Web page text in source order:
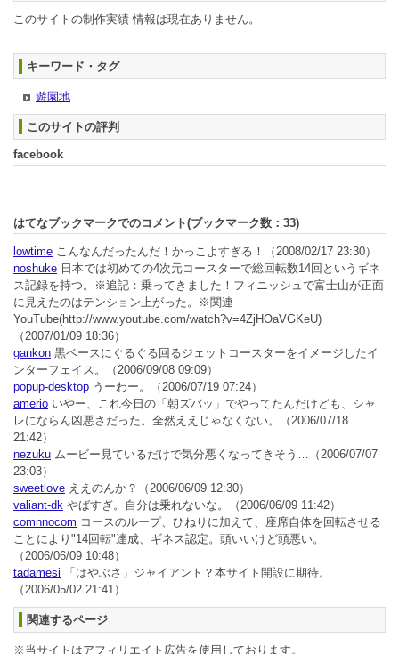
このサイトの制作実績 情報は現在ありません。
キーワード・タグ
遊園地
このサイトの評判
facebook
はてなブックマークでのコメント(ブックマーク数： 33)
lowtime こんなんだったんだ！かっこよすぎる！
（2008/02/17 23:30）
noshuke 日本では初めての4次元コースターで総回転数14回というギネ
ス記録を持つ。※追記：乗ってきました！フィニッシュで富士山が正面
に見えたのはテンション上がった。※関連
YouTube(http://www.youtube.com/watch?v=4ZjHOaVGKeU)
（2007/01/09 18:36）
gankon 黒ベースにぐるぐる回るジェットコースターをイメージしたイ
ンターフェイス。
（2006/09/08 09:09）
popup-desktop うーわー。
（2006/07/19 07:24）
amerio いやー、これ今日の「朝ズバッ」でやってたんだけども、シャ
レにならん凶悪さだった。全然ええじゃなくない。
（2006/07/18
21:42）
nezuku ムービー見ているだけで気分悪くなってきそう… （2006/07/07
23:03）
sweetlove ええのんか？
（2006/06/09 12:30）
valiant-dk やばすぎ。自分は乗れないな。
（2006/06/09 11:42）
comnnocom コースのループ、ひねりに加えて、座席自体を回転させる
ことにより"14回転"達成、ギネス認定。頭いいけど頭悪い。
（2006/06/09 10:48）
tadamesi 「はやぶさ」ジャイアント？本サイト開設に期待。
（2006/05/02 21:41）
関連するページ
※当サイトはアフィリエイト広告を使用しております。